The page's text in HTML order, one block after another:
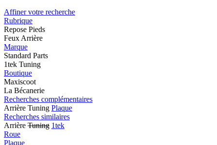
Affiner votre recherche
Rubrique
Repose Pieds
Feux Arrière
Marque
Standard Parts
1tek Tuning
Boutique
Maxiscoot
La Bécanerie
Recherches complémentaires
Arrière Tuning Plaque
Recherches similaires
Arrière Tuning 1tek
Roue
Plaque